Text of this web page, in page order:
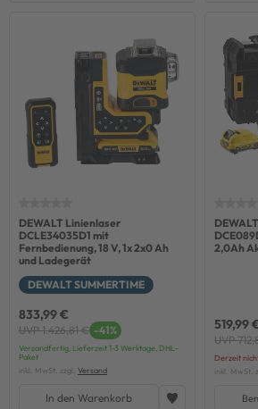
DEWALT Linienlaser
DCLE34035D1 mit
Fernbedienung, 18 V, 1x 2x0 Ah
und Ladegerät
DEWALT SUMMERTIME
833,99 €
UVP 1.426,81 € -41%
Versandfertig, Lieferzeit 1-3 Werktage, DHL-
Paket
inkl. MwSt. zzgl. Versand
In den Warenkorb
2,0Ah
519,99
UVP
Derzeit
inkl. MwSt.